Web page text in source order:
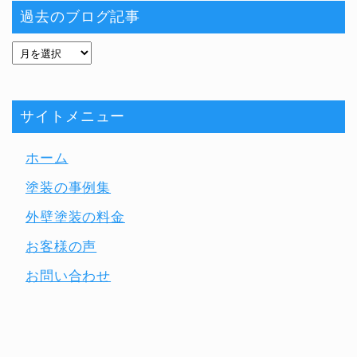
過去のブログ記事
サイトメニュー
ホーム
塗装の事例集
外壁塗装の料金
お客様の声
お問い合わせ